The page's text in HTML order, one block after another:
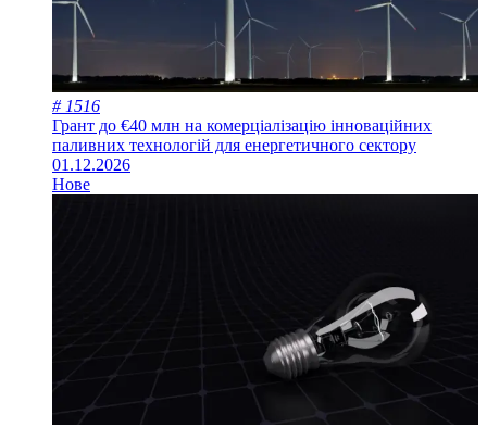
# 1516
Грант до €40 млн на комерціалізацію інноваційних
паливних технологій для енергетичного сектору
01.12.2026
Нове